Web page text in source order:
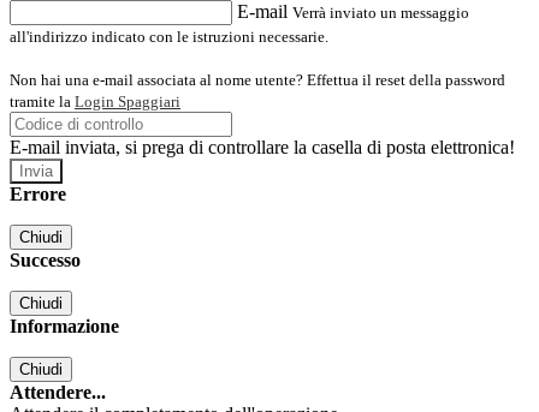
E-mail Verrà inviato un messaggio
all'indirizzo indicato con le istruzioni necessarie.
Non hai una e-mail associata al nome utente? Effettua il reset della password
tramite la Login Spaggiari
E-mail inviata, si prega di controllare la casella di posta elettronica!
Errore
Chiudi
Successo
Chiudi
Informazione
Chiudi
Attendere...